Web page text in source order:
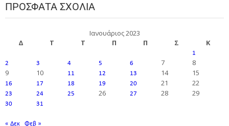
ΠΡΌΣΦΑΤΑ ΣΧΌΛΙΑ
Ιανουάριος 2023
Δ
Τ Τ Π Π Σ Κ
1
2
3 4 5 6 7
8
9
10 11 12 13 14 15
16 17 18 19 20 21 22
23 24 25 26 27 28 29
30 31
« Δεκ Φεβ »